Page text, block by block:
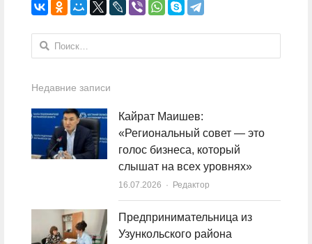
Найти:
Недавние записи
Кайрат Маишев:
«Региональный совет — это
голос бизнеса, который
слышат на всех уровнях»
16.07.2026 Author
Редактор
Предпринимательница из
Узункольского района